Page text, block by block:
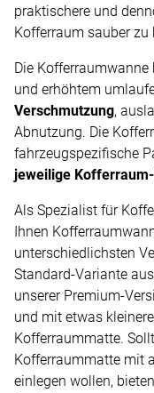
praktischere und
Kofferraum sauber zu
Die
und erhöhtem
Verschmutzung,
Abnutzung. Die
fahrzeugspezifische
jeweilige
Als Spezialist für
Ihnen
unterschiedlichsten
Standard-Variante
unserer Premium-
und mit etwas
Kofferraummatte.
Kofferraummatte mit
einlegen wollen,